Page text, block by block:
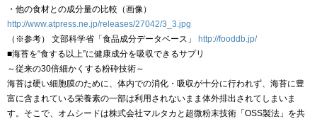
・他の食材との成分量の比較（画像）
http://www.atpress.ne.jp/releases/27042/3_3.jpg
（※参考） 文部科学省「食品成分データベース」
http://fooddb.jp/
■海苔を“食する以上”に健康成分を吸収できるサプリ
～従来の30倍細かくする粉砕技術～
海苔は硬い細胞膜のために、体内での消化・吸収が十分に行われず、海苔に豊
富に含まれている栄養素の一部は利用されないまま体外排出されてしまいま
す。そこで、オムシードは株式会社マルタカと超微粉末技術「OSS製法」を共